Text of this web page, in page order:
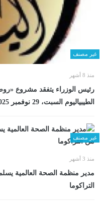
غير مصنف
منذ 8 أشهر
الطيبياليوم السبت، 29 نوفمبر 2025 11:50 صـ
غير مصنف
منذ 3 أشهر
مدير منظمة الصحة العالمية
التراكوما